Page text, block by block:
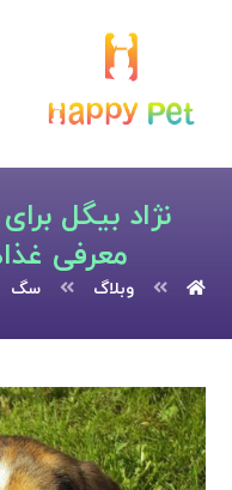
نژاد بیگل
معرفی
وبلاگ سگ